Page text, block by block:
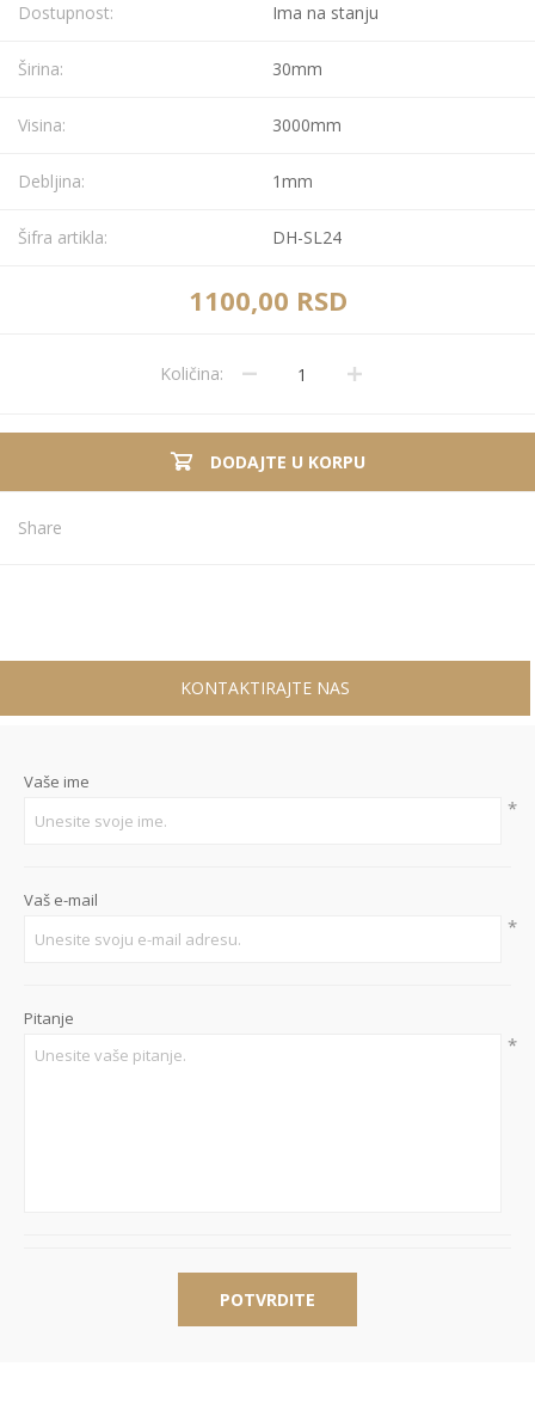
Dostupnost: Ima na stanju
Širina: 30mm
Visina: 3000mm
Debljina: 1mm
Šifra artikla: DH-SL24
1100,00 RSD
Količina:
DODAJTE U KORPU
Share
KONTAKTIRAJTE NAS
Vaše ime
*
Vaš e-mail
*
Pitanje
*
POTVRDITE